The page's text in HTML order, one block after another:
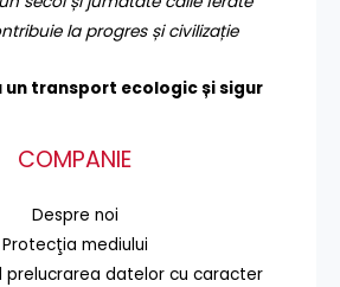
la progres și civilizație
un transport ecologic și sigur
COMPANIE
Despre noi
Protecţia mediului
prelucrarea datelor cu caracter